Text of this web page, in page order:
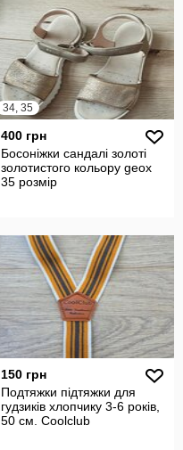
34, 35
400 грн
Босоніжки сандалі золоті
золотистого кольору geox
35 розмір
150 грн
Подтяжки підтяжки для
гудзиків хлопчику 3-6 років,
50 см. Coolclub